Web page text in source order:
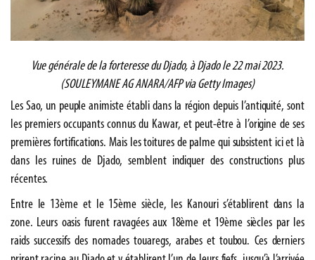
Vue générale de la forteresse du Djado, à Djado le 22 mai 2023.
(SOULEYMANE AG ANARA/AFP via Getty Images)
Les Sao, un peuple animiste établi dans la région depuis l’antiquité, sont
les premiers occupants connus du Kawar, et peut-être à l’origine de ses
premières fortifications. Mais les toitures de palme qui subsistent ici et là
dans les ruines de Djado, semblent indiquer des constructions plus
récentes.
Entre le 13ème et le 15ème siècle, les Kanouri s’établirent dans la
zone. Leurs oasis furent ravagées aux 18ème et 19ème siècles par les
raids successifs des nomades touaregs, arabes et toubou. Ces derniers